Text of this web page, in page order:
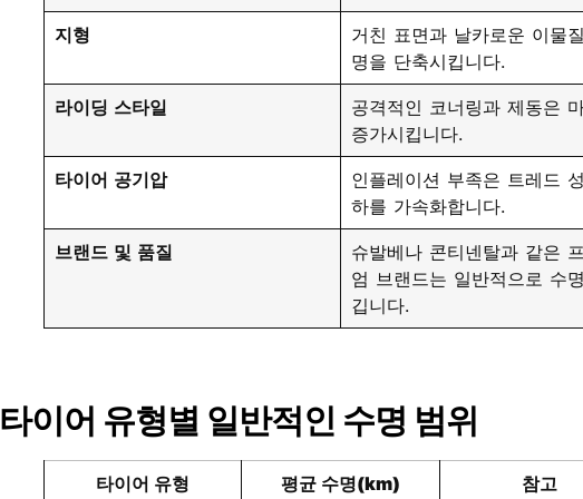
지형
거친 표면과 날카로운 이물
명을 단축시킵니다.
라이딩 스타일
공격적인 코너링과 제동은
증가시킵니다.
타이어 공기압
인플레이션 부족은 트레드
하를 가속화합니다.
브랜드 및 품질
슈발베나 콘티넨탈과 같은
엄 브랜드는 일반적으로 수
깁니다.
타이어 유형별 일반적인 수명 범위
타이어 유형 평균 수명(km) 참고